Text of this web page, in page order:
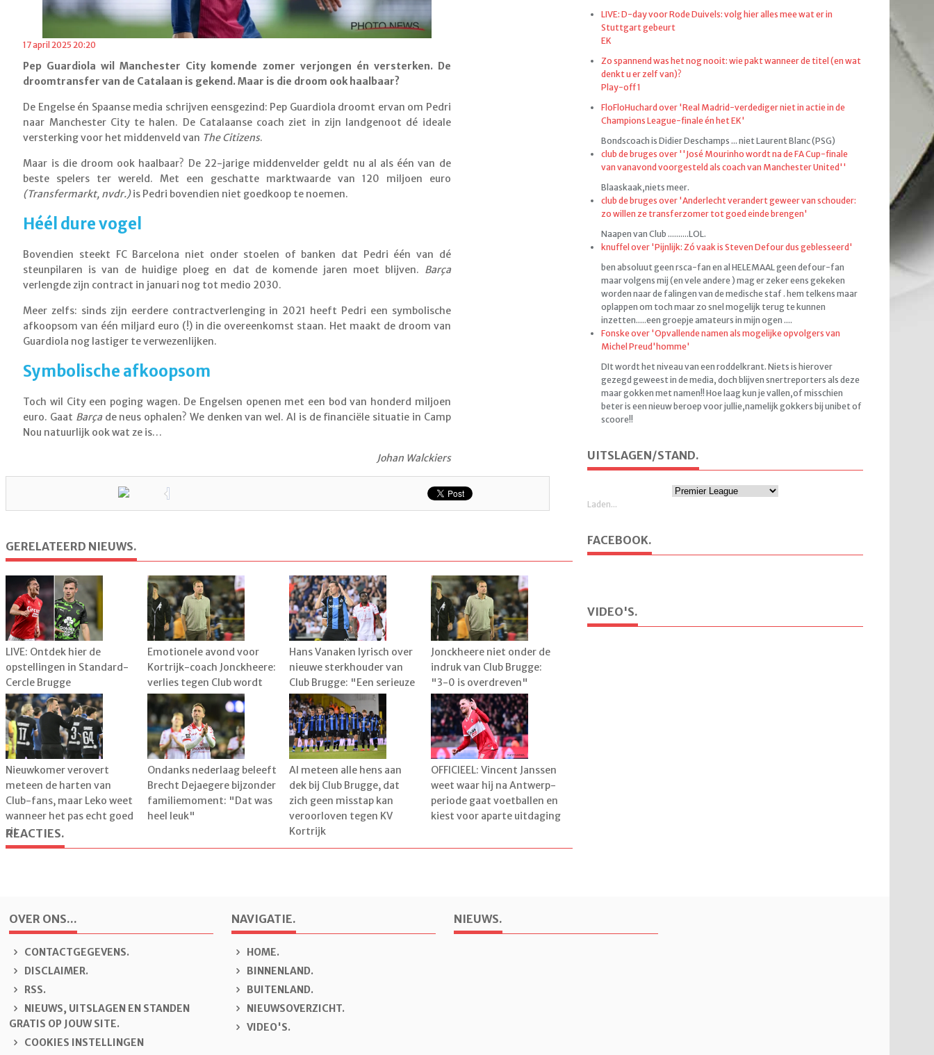
17 april 2025 20:20
Pep Guardiola wil Manchester City komende zomer verjongen én versterken. De
droomtransfer van de Catalaan is gekend. Maar is die droom ook haalbaar?
De Engelse én Spaanse media schrijven eensgezind: Pep Guardiola droomt ervan om Pedri
naar Manchester City te halen. De Catalaanse coach ziet in zijn landgenoot dé ideale
versterking voor het middenveld van The Citizens.
Maar is die droom ook haalbaar? De 22-jarige middenvelder geldt nu al als één van de
beste spelers ter wereld. Met een geschatte marktwaarde van 120 miljoen euro
(Transfermarkt, nvdr.)is Pedri bovendien niet goedkoop te noemen.
Héél dure vogel
Bovendien steekt FC Barcelona niet onder stoelen of banken dat Pedri één van dé
steunpilaren is van de huidige ploeg en dat de komende jaren moet blijven. Barça
verlengde zijn contract in januari nog tot medio 2030.
Meer zelfs: sinds zijn eerdere contractverlenging in 2021 heeft Pedri een symbolische
afkoopsom van één miljard euro (!) in die overeenkomst staan. Het maakt de droom van
Guardiola nog lastiger te verwezenlijken.
Symbolische afkoopsom
Toch wil City een poging wagen. De Engelsen openen met een bod van honderd miljoen
euro. Gaat Barçade neus ophalen? We denken van wel. Al is de financiële situatie in Camp
Nou natuurlijk ook wat ze is…
Johan Walckiers
GERELATEERD NIEUWS.
LIVE: Ontdek hier de
opstellingen in Standard-
Cercle Brugge
Emotionele avond voor
Kortrijk-coach Jonckheere:
verlies tegen Club wordt
plots bijzaak
Hans Vanaken lyrisch over
nieuwe sterkhouder van
Club Brugge: "Een serieuze
meerwaarde"
Jonckheere niet onder de
indruk van Club Brugge:
"3-0 is overdreven"
Nieuwkomer verovert
meteen de harten van
Club-fans, maar Leko weet
wanneer het pas echt goed
zit
Ondanks nederlaag beleeft
Brecht Dejaegere bijzonder
familiemoment: "Dat was
heel leuk"
Al meteen alle hens aan
dek bij Club Brugge, dat
zich geen misstap kan
veroorloven tegen KV
Kortrijk
OFFICIEEL: Vincent Janssen
weet waar hij na Antwerp-
periode gaat voetballen en
kiest voor aparte uitdaging
REACTIES.
LIVE: D-day voor Rode Duivels: volg hier alles mee wat er in
Stuttgart gebeurt
EK
Zo spannend was het nog nooit: wie pakt wanneer de titel (en wat
denkt u er zelf van)?
Play-off 1
FloFloHuchard over 'Real Madrid-verdediger niet in actie in de
Champions League-finale én het EK'
Bondscoach is Didier Deschamps ... niet Laurent Blanc (PSG)
club de bruges over ''José Mourinho wordt na de FA Cup-finale
van vanavond voorgesteld als coach van Manchester United''
Blaaskaak,niets meer.
club de bruges over 'Anderlecht verandert geweer van schouder:
zo willen ze transferzomer tot goed einde brengen'
Naapen van Club ..........LOL.
knuffel over 'Pijnlijk: Zó vaak is Steven Defour dus geblesseerd'
ben absoluut geen rsca-fan en al HELEMAAL geen defour-fan
maar volgens mij (en vele andere ) mag er zeker eens gekeken
worden naar de falingen van de medische staf . hem telkens maar
oplappen om toch maar zo snel mogelijk terug te kunnen
inzetten.....een groepje amateurs in mijn ogen ....
Fonske over 'Opvallende namen als mogelijke opvolgers van
Michel Preud'homme'
DIt wordt het niveau van een roddelkrant. Niets is hierover
gezegd geweest in de media, doch blijven snertreporters als deze
maar gokken met namen!! Hoe laag kun je vallen,of misschien
beter is een nieuw beroep voor jullie,namelijk gokkers bij unibet of
scoore!!
UITSLAGEN/STAND.
Laden...
FACEBOOK.
VIDEO'S.
OVER ONS...
CONTACTGEGEVENS.
DISCLAIMER.
RSS.
NIEUWS, UITSLAGEN EN STANDEN
GRATIS OP JOUW SITE.
COOKIES INSTELLINGEN
NAVIGATIE.
H OME.
B INNENLAND.
BU ITENLAND.
N
IEUWSOVERZICHT.
VIDEO'S.
NIEUWS.